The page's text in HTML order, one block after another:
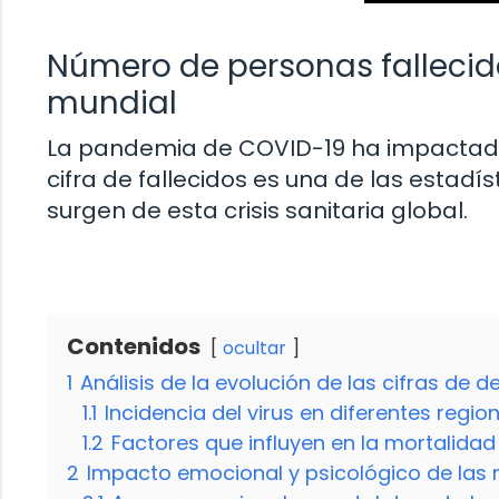
Número de personas
mundial
La pandemia de COVID-19 ha
cifra de fallecidos es una de las
surgen de esta crisis sanitaria global.
Contenidos ocultar
1 Análisis de la evolución de las cifras de
1.1 Incidencia del virus en diferentes
1.2 Factores que influyen en la mortalidad
2 Impacto emocional y psicológico de las